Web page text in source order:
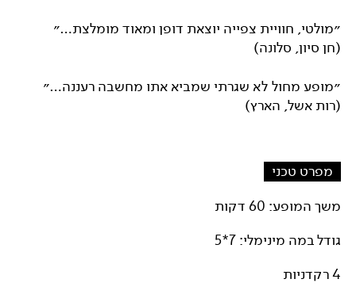
״מולטי, חוויית צפייה יוצאת דופן ומאוד מומלצת…״
(חן סיון, סלונה)
״מופע מחול לא שגרתי שמביא אתו מחשבה רעננה…״
(רות אשל, הארץ)
מפרט טכני
משך המופע: 60 דקות
גודל במה מינימלי: 7*5
4 רקדניות